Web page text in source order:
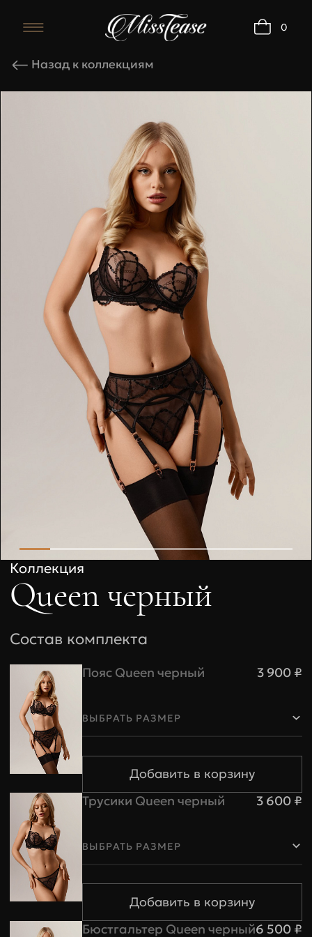
0
Комплект Queen
Назад к коллекциям
Коллекция
Queen черный
Состав комплекта
Пояс Queen черный 3 900 ₽
ВЫБРАТЬ РАЗМЕР
Трусики Queen черный 3 600 ₽
ВЫБРАТЬ РАЗМЕР
Бюстгальтер Queen черный6 500 ₽